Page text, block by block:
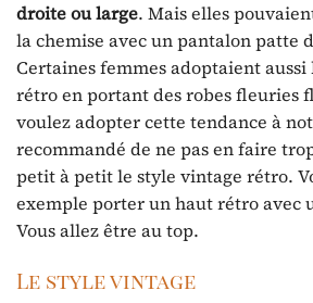
droite ou large. Mais elles
la chemise avec un pantalon patte
Certaines femmes adoptaient
rétro en portant des robes fleuries
voulez adopter cette tendance à
recommandé de ne pas en faire
petit à petit le style vintage rétro.
exemple porter un haut rétro avec
Vous allez être au top.
Le style vintage